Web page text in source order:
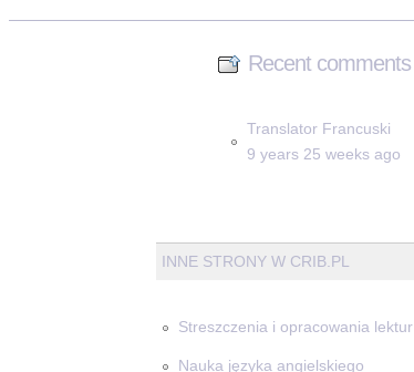
Recent comments
Translator Francuski
9 years 25 weeks ago
INNE STRONY W CRIB.PL
Streszczenia i opracowania lektur
Nauka języka angielskiego